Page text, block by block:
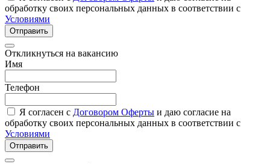
обработку своих персональных данных в соответствии с
Условиями
Отправить
Откликнуться на вакансию
Имя
Телефон
Я согласен с Договором Оферты и даю согласие на
обработку своих персональных данных в соответствии с
Условиями
Отправить